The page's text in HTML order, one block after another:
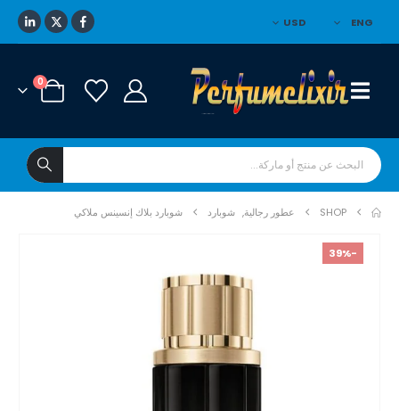
ENG
USD
0
SHOP عطور رجالية, شوبارد شوبارد بلاك إنسينس ملاكي
-39%